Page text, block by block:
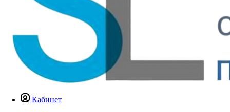
Кабинет